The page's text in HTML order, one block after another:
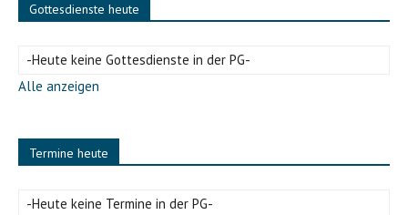
Gottesdienste heute
-Heute keine Gottesdienste in der PG-
Alle anzeigen
Termine heute
-Heute keine Termine in der PG-